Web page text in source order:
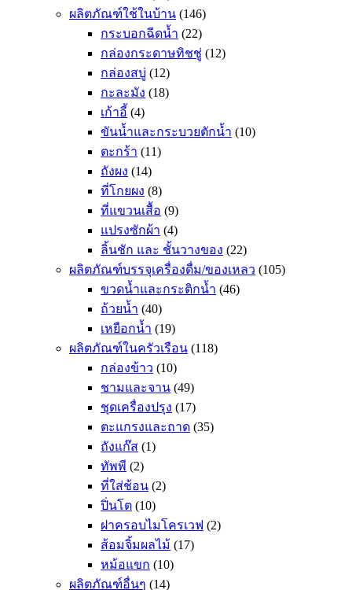
ผลิตภัณฑ์ใช้ในบ้าน (146)
กระบอกฉีดน้ำ (22)
กล่องกระดาษทิชชู่ (12)
กล่องสบู่ (12)
กะละมัง (18)
เก้าอี้ (4)
ขันน้ำและกระบวยตักน้ำ (10)
ตะกร้า (11)
ถังผง (14)
ที่โกยผง (8)
ที่แขวนเสื้อ (9)
แปรงซักผ้า (4)
ลิ้นชัก และ ชั้นวางของ (22)
ผลิตภัณฑ์บรรจุเครื่องดื่ม/ของเหลว (105)
ขวดน้ำและกระติกน้ำ (46)
ถ้วยน้ำ (40)
เหยือกน้ำ (19)
ผลิตภัณฑ์ในครัวเรือน (118)
กล่องข้าว (10)
ชามและจาน (49)
ชุดเครื่องปรุง (17)
ตะแกรงและถาด (35)
ถังแก๊ส (1)
ทัพพี (2)
ที่ใส่ช้อน (2)
ปิ่นโต (10)
ฝาครอบไมโครเวฟ (2)
ส้อมจิ้มผลไม้ (17)
หม้อแขก (10)
ผลิตภัณฑ์อื่นๆ (14)